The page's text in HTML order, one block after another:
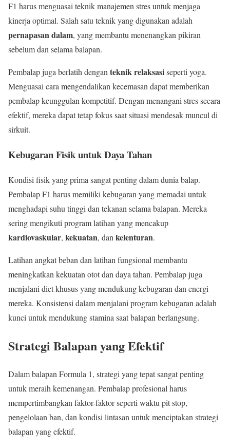
F1 harus menguasai teknik manajemen stres untuk menjaga
kinerja optimal. Salah satu teknik yang digunakan adalah
pernapasan dalam, yang membantu menenangkan pikiran
sebelum dan selama balapan.
Pembalap juga berlatih denganteknik relaksasiseperti yoga.
Menguasai cara mengendalikan kecemasan dapat memberikan
pembalap keunggulan kompetitif. Dengan menangani stres secara
efektif, mereka dapat tetap fokus saat situasi mendesak muncul di
sirkuit.
Kebugaran Fisik untuk Daya Tahan
Kondisi fisik yang prima sangat penting dalam dunia balap.
Pembalap F1 harus memiliki kebugaran yang memadai untuk
menghadapi suhu tinggi dan tekanan selama balapan. Mereka
sering mengikuti program latihan yang mencakup
kardiovaskular, kekuatan, dan kelenturan.
Latihan angkat beban dan latihan fungsional membantu
meningkatkan kekuatan otot dan daya tahan. Pembalap juga
menjalani diet khusus yang mendukung kebugaran dan energi
mereka. Konsistensi dalam menjalani program kebugaran adalah
kunci untuk mendukung stamina saat balapan berlangsung.
Strategi Balapan yang Efektif
Dalam balapan Formula 1, strategi yang tepat sangat penting
untuk meraih kemenangan. Pembalap profesional harus
mempertimbangkan faktor-faktor seperti waktu pit stop,
pengelolaan ban, dan kondisi lintasan untuk menciptakan strategi
balapan yang efektif.